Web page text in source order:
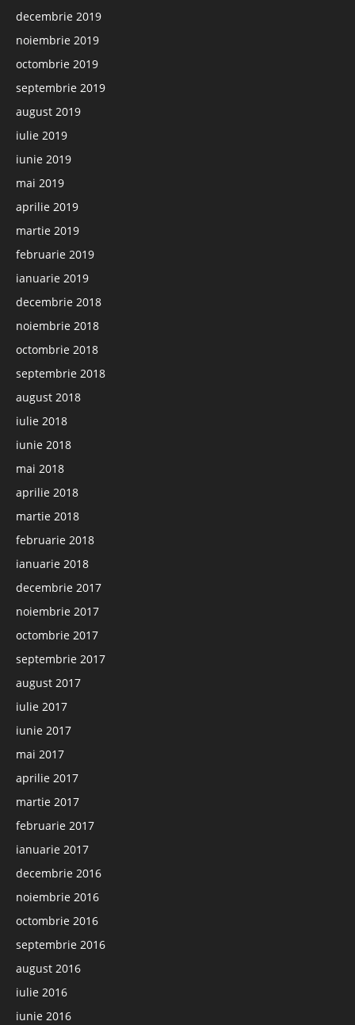
decembrie 2019
noiembrie 2019
octombrie 2019
septembrie 2019
august 2019
iulie 2019
iunie 2019
mai 2019
aprilie 2019
martie 2019
februarie 2019
ianuarie 2019
decembrie 2018
noiembrie 2018
octombrie 2018
septembrie 2018
august 2018
iulie 2018
iunie 2018
mai 2018
aprilie 2018
martie 2018
februarie 2018
ianuarie 2018
decembrie 2017
noiembrie 2017
octombrie 2017
septembrie 2017
august 2017
iulie 2017
iunie 2017
mai 2017
aprilie 2017
martie 2017
februarie 2017
ianuarie 2017
decembrie 2016
noiembrie 2016
octombrie 2016
septembrie 2016
august 2016
iulie 2016
iunie 2016